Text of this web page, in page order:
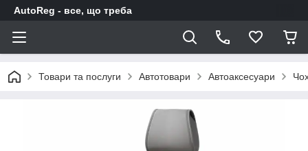
AutoReg - все, що треба
Товари та послуги Автотовари Автоаксесуари